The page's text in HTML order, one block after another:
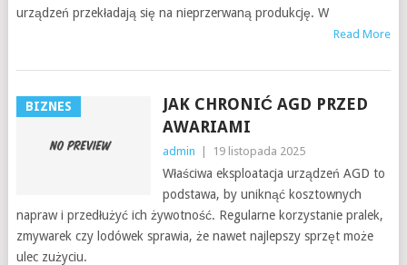
urządzeń przekładają się na nieprzerwaną produkcję. W
Read More
BIZNES
JAK CHRONIĆ AGD PRZED
AWARIAMI
admin 19 listopada 2025
Właściwa eksploatacja urządzeń AGD to
podstawa, by uniknąć kosztownych
napraw i przedłużyć ich żywotność. Regularne korzystanie pralek,
zmywarek czy lodówek sprawia, że nawet najlepszy sprzęt może
ulec zużyciu.